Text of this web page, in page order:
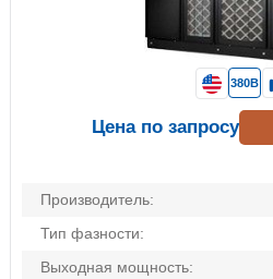
Производитель:
Тип фазности:
Выходная мощность:
380В
Цена по запросу